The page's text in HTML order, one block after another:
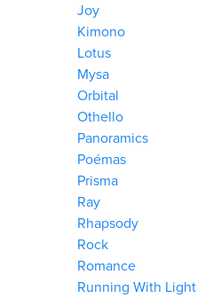
Joy
Kimono
Lotus
Mysa
Orbital
Othello
Panoramics
Poémas
Prisma
Ray
Rhapsody
Rock
Romance
Running With Light